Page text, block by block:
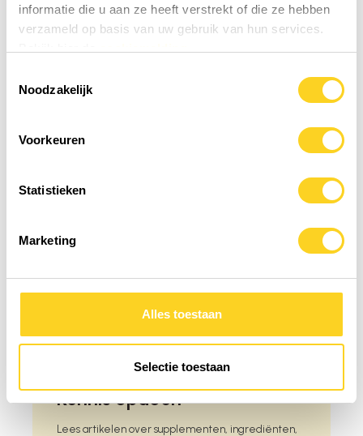
informatie die u aan ze heeft verstrekt of die ze hebben
verzameld op basis van uw gebruik van hun services.
Noodzakelijk
Voorkeuren
Statistieken
Marketing
Alles toestaan
Selectie toestaan
Bekijk ons assortiment of lees verder in onze
kennisbank.
✓
Shop Medical Medium
supplementen, voedingsmiddelen en andere
Kennis opdoen
Lees artikelen over supplementen, ingrediënten,